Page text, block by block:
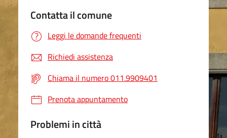
Contatta il comune
Leggi le domande frequenti
Richiedi assistenza
Chiama il numero 011.9909401
Prenota appuntamento
Problemi in città